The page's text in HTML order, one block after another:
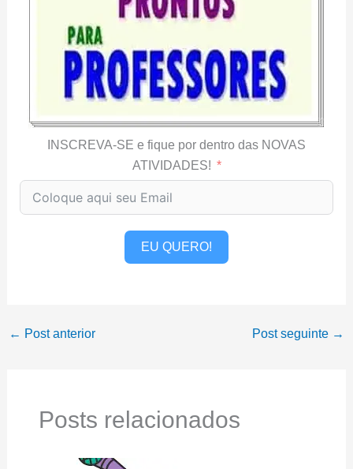
INSCREVA-SE e fique por dentro das NOVAS
ATIVIDADES!
EU QUERO!
← Post anterior Post seguinte →
Posts relacionados